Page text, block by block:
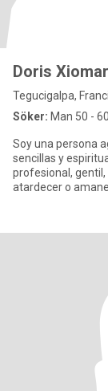
Doris
Tegucigalpa,
Söker: Man 50 - 60
Soy una persona
sencillas y
profesional,
atardecer o